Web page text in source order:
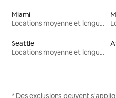
Miami
Locations moyenne et longue durée
Seattle
Locations moyenne et longue durée
* Des exclusions peuvent